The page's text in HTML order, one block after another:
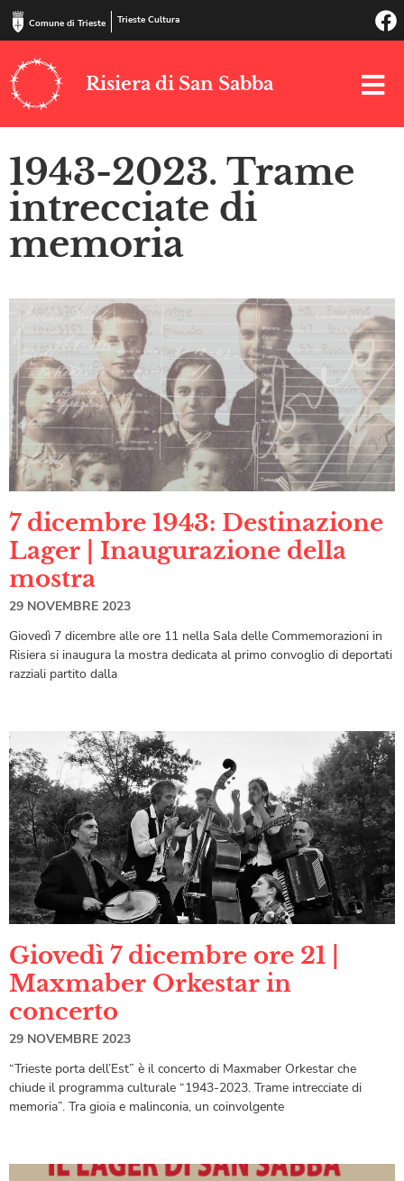
Comune di Trieste Trieste Cultura
Risiera di San Sabba
1943-2023. Trame
intrecciate di
memoria
7 dicembre 1943: Destinazione
Lager | Inaugurazione della
mostra
29 NOVEMBRE 2023
Giovedì 7 dicembre alle ore 11 nella Sala delle Commemorazioni in
Risiera si inaugura la mostra dedicata al primo convoglio di deportati
razziali partito dalla
Giovedì 7 dicembre ore 21 |
Maxmaber Orkestar in
concerto
29 NOVEMBRE 2023
“Trieste porta dell’Est” è il concerto di Maxmaber Orkestar che
chiude il programma culturale “1943-2023. Trame intrecciate di
memoria”. Tra gioia e malinconia, un coinvolgente